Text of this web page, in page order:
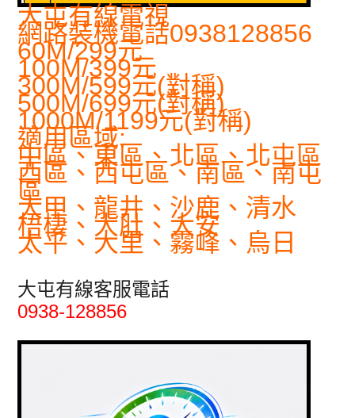
大屯有線電視
網路裝機電話0938128856
60M/299元
100M/399元
300M/599元(對稱)
500M/699元(對稱)
1000M/1199元(對稱)
適用區域:
中區、東區、北區、北屯區
西區、西屯區、南區、南屯
區
大甲、龍井、沙鹿、清水
梧棲、大肚、大安
太平、大里、霧峰、烏日
大屯有線客服電話
0938-128856